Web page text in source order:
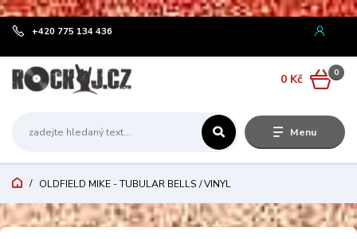
¨
Menu
+420 775 134 436
0
0 Kč
OLDFIELD MIKE - TUBULAR BELLS / VINYL